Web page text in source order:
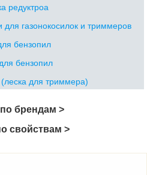
редуктроа
газонокосилок и триммеров
бензопил
бензопил
для триммера)
брендам >
свойствам >